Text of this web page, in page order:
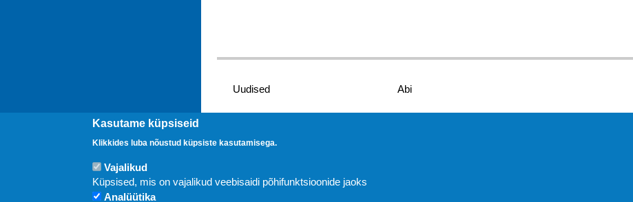
Uudised Abi
Kasutame küpsiseid
Klikkides luba nõustud küpsiste kasutamisega.
Vajalikud
Küpsised, mis on vajalikud veebisaidi põhifunktsioonide jaoks
Analüütika